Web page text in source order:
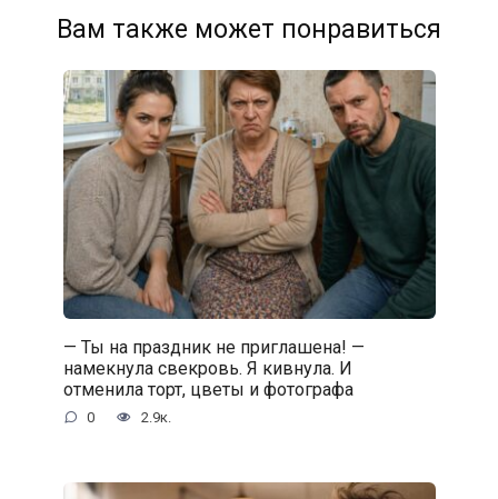
Вам также может понравиться
— Ты на праздник не приглашена! —
намекнула свекровь. Я кивнула. И
отменила торт, цветы и фотографа
0 2.9к.